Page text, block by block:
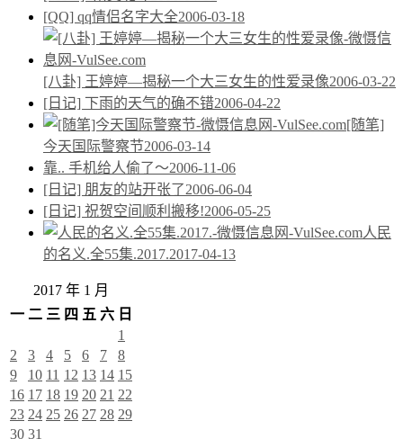
[QQ] qq情侣名字大全2006-03-18
[八卦] 王婷婷—揭秘一个大三女生的性爱录像2006-03-22
[日记] 下雨的天气的确不错2006-04-22
[随笔]
今天国际警察节2006-03-14
靠.. 手机给人偷了～2006-11-06
[日记] 朋友的站开张了2006-06-04
[日记] 祝贺空间顺利搬移!2006-05-25
人民
的名义.全55集.2017.2017-04-13
2017 年 1 月
一 二 三 四 五 六 日
1
2
3 4 5 6 7
8
9
10 11 12 13 14 15
16 17 18 19 20 21 22
23 24 25 26 27 28 29
30 31